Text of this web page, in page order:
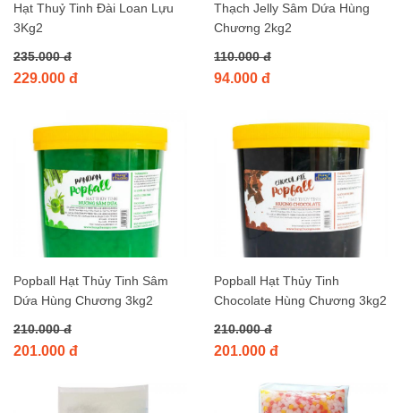
Hạt Thuỷ Tinh Đài Loan Lựu
3Kg2
235.000 đ
229.000 đ
Thạch Jelly Sâm Dứa Hùng
Chương 2kg2
110.000 đ
94.000 đ
Popball Hạt Thủy Tinh Sâm
Dứa Hùng Chương 3kg2
210.000 đ
201.000 đ
Popball Hạt Thủy Tinh
Chocolate Hùng Chương 3kg2
210.000 đ
201.000 đ